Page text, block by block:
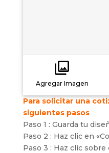
Agregar Imagen
Para solicitar una
siguientes pasos
Paso 1 : Guarda tu
Paso 2 : Haz clic en
Paso 3 : Haz clic